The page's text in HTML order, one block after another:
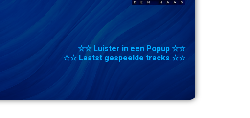
☆☆ Luister in een Popup ☆☆
☆☆ Laatst gespeelde tracks ☆☆